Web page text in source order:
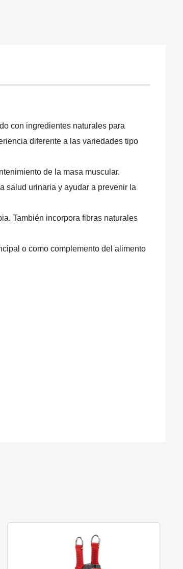
con ingredientes naturales para
diferente a las variedades tipo
de la masa muscular.
salud urinaria y ayudar a prevenir la
También incorpora fibras naturales
o como complemento del alimento